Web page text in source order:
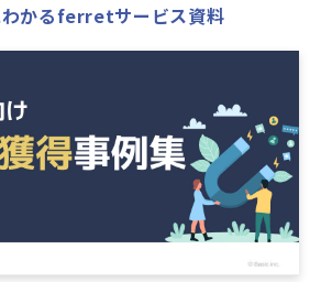
わかるferretサービス資料